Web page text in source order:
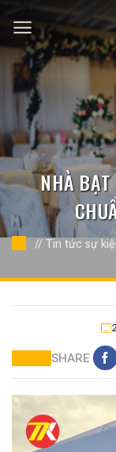
qua
nội
dung
NHÀ
// Tin tức sự
SHARE